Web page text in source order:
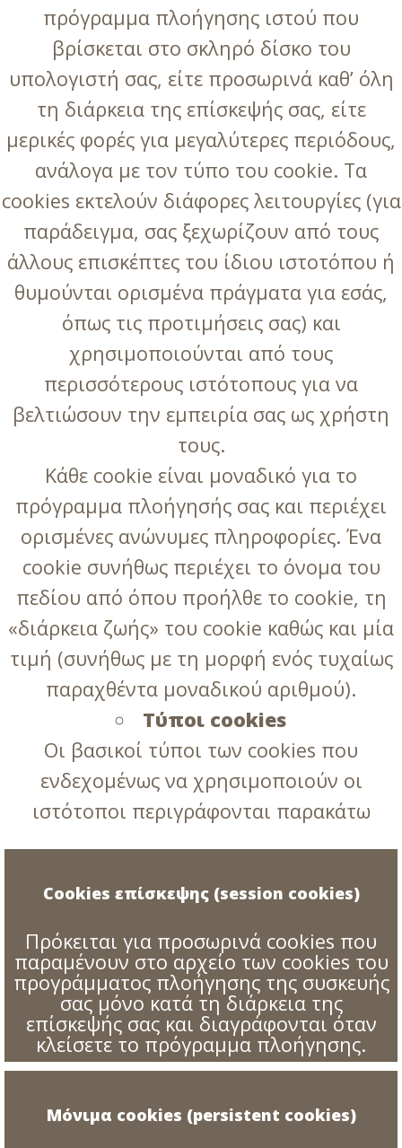
πρόγραμμα πλοήγησης ιστού που
βρίσκεται στο σκληρό δίσκο του
υπολογιστή σας, είτε προσωρινά καθ’ όλη
τη διάρκεια της επίσκεψής σας, είτε
μερικές φορές για μεγαλύτερες περιόδους,
ανάλογα με τον τύπο του cookie. Τα
cookies εκτελούν διάφορες λειτουργίες (για
παράδειγμα, σας ξεχωρίζουν από τους
άλλους επισκέπτες του ίδιου ιστοτόπου ή
θυμούνται ορισμένα πράγματα για εσάς,
όπως τις προτιμήσεις σας) και
χρησιμοποιούνται από τους
περισσότερους ιστότοπους για να
βελτιώσουν την εμπειρία σας ως χρήστη
τους.
Κάθε cookie είναι μοναδικό για το
πρόγραμμα πλοήγησής σας και περιέχει
ορισμένες ανώνυμες πληροφορίες. Ένα
cookie συνήθως περιέχει το όνομα του
πεδίου από όπου προήλθε το cookie, τη
«διάρκεια ζωής» του cookie καθώς και μία
τιμή (συνήθως με τη μορφή ενός τυχαίως
παραχθέντα μοναδικού αριθμού).
Τύποι cookies
Οι βασικοί τύποι των cookies που
ενδεχομένως να χρησιμοποιούν οι
ιστότοποι περιγράφονται παρακάτω
Cookies επίσκεψης (session cookies)
Πρόκειται για προσωρινά cookies που
παραμένουν στο αρχείο των cookies του
προγράμματος πλοήγησης της συσκευής
σας μόνο κατά τη διάρκεια της
επίσκεψής σας και διαγράφονται όταν
κλείσετε το πρόγραμμα πλοήγησης.
Μόνιμα cookies (persistent cookies)